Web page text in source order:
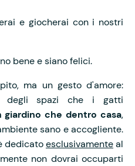
e giocherai con i nostri
bene e siano felici.
ma un gesto d'amore:
degli spazi che i gatti
giardino che dentro casa,
sano e accogliente.
dedicatoesclusivamenteal
non dovrai occuparti